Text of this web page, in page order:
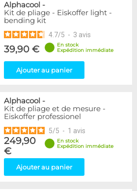
Alphacool -
Kit de pliage - Eiskoffer light -
bending kit
4.7/5 - 3 avis
39,90 €
En stock
Expédition immédiate
Ajouter au panier
Alphacool -
Kit de pliage et de mesure -
Eiskoffer professionel
5/5 - 1 avis
249,90
€
En stock
Expédition immédiate
Ajouter au panier